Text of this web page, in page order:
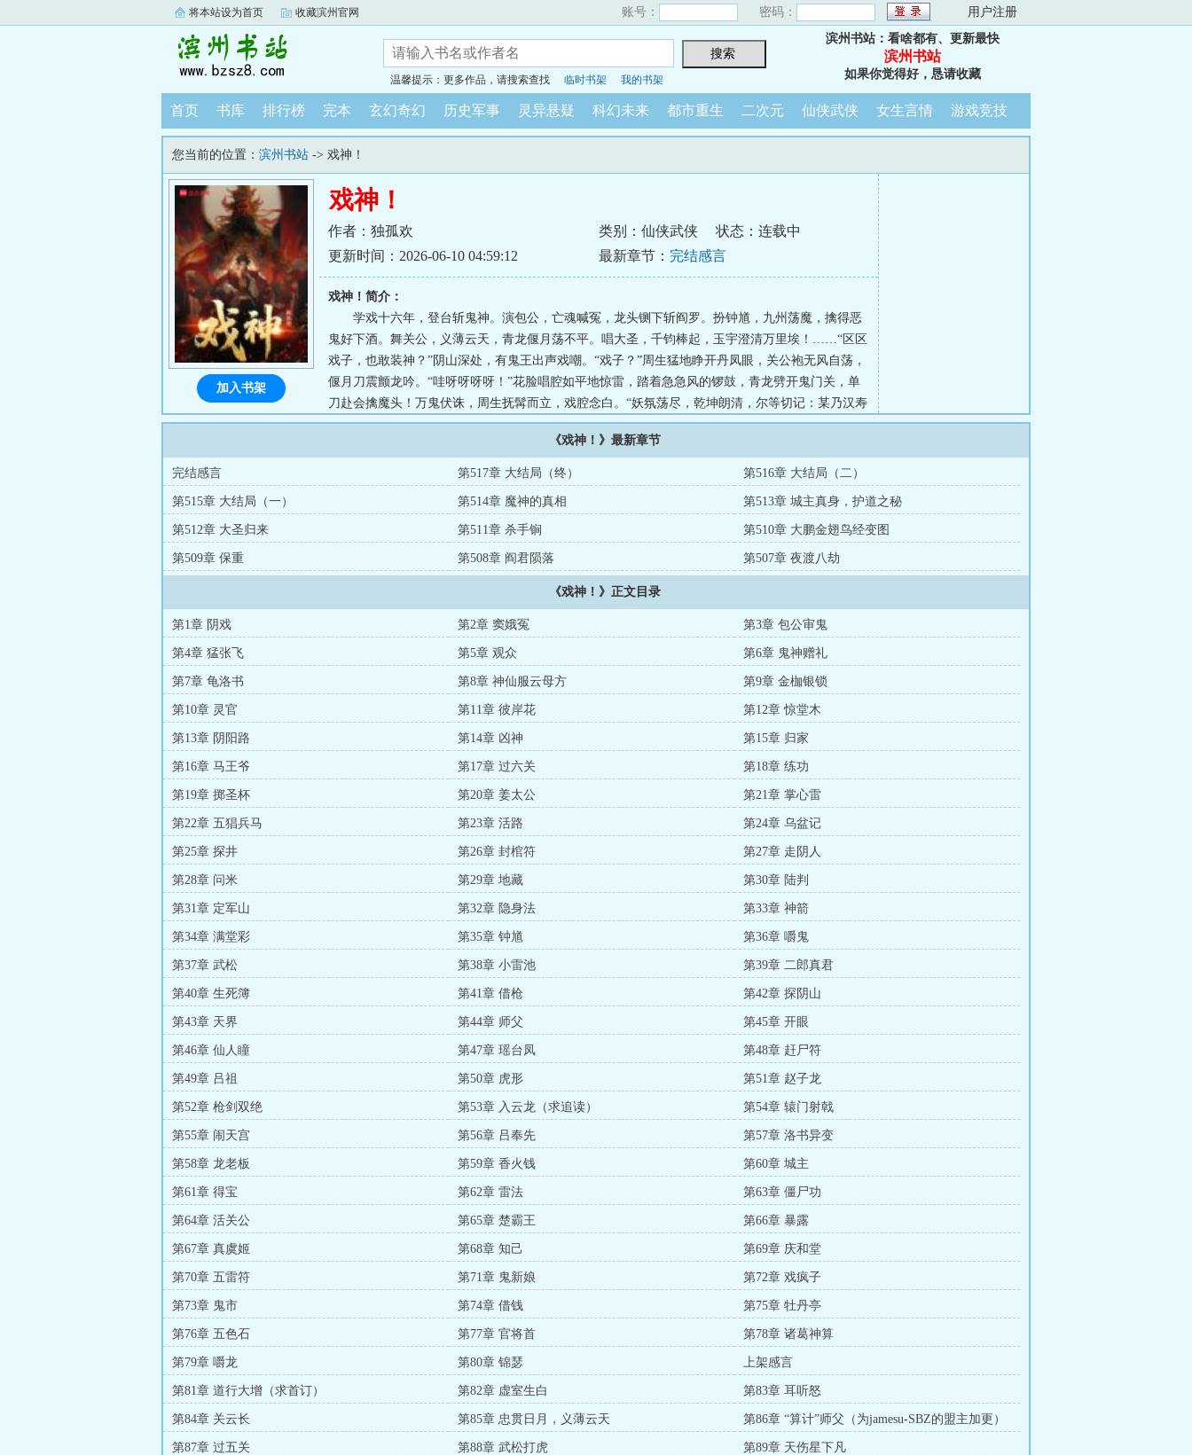
将本站设为首页 收藏滨州官网 账号： 密码： 用户注册
温馨提示：更多作品，请搜索查找 临时书架 我的书架
滨州书站：看啥都有、更新最快
滨州书站
如果你觉得好，恳请收藏
首页 书库 排行榜 完本 玄幻奇幻 历史军事 灵异悬疑 科幻未来 都市重生 二次元 仙侠武侠 女生言情 游戏竞技
您当前的位置： 滨州书站 -> 戏神！
戏神！
作者：独孤欢 类别：仙侠武侠
状态：连载中
更新时间：2026-06-10 04:59:12
最新章节： 完结感言
戏神！简介：
学戏十六年，登台斩鬼神。演包公，亡魂喊冤，龙头铡下斩阎罗。扮钟馗，九州荡魔，擒得恶
鬼好下酒。舞关公，义薄云天，青龙偃月荡不平。唱大圣，千钧棒起，玉宇澄清万里埃！……“区区
戏子，也敢装神？”阴山深处，有鬼王出声戏嘲。“戏子？”周生猛地睁开丹凤眼，关公袍无风自荡，
偃月刀震颤龙吟。“哇呀呀呀呀！”花脸唱腔如平地惊雷，踏着急急风的锣鼓，青龙劈开鬼门关，单
刀赴会擒魔头！万鬼伏诛，周生抚髯而立，戏腔念白。“妖氛荡尽，乾坤朗清，尔等切记：某乃汉寿
亭侯、协天大帝、关圣帝君！“……（作者已有两本完结的万订老书，从不太监，放心可食~）...
加入书架
《戏神！》最新章节
完结感言 第517章 大结局（终） 第516章 大结局（二）
第515章 大结局（一） 第514章 魔神的真相 第513章 城主真身，护道之秘
第512章 大圣归来 第511章 杀手锏 第510章 大鹏金翅鸟经变图
第509章 保重 第508章 阎君陨落 第507章 夜渡八劫
《戏神！》正文目录
第1章 阴戏 第2章 窦娥冤 第3章 包公审鬼
第4章 猛张飞 第5章 观众 第6章 鬼神赠礼
第7章 龟洛书 第8章 神仙服云母方 第9章 金枷银锁
第10章 灵官 第11章 彼岸花 第12章 惊堂木
第13章 阴阳路 第14章 凶神 第15章 归家
第16章 马王爷 第17章 过六关 第18章 练功
第19章 掷圣杯 第20章 姜太公 第21章 掌心雷
第22章 五猖兵马 第23章 活路 第24章 乌盆记
第25章 探井 第26章 封棺符 第27章 走阴人
第28章 问米 第29章 地藏 第30章 陆判
第31章 定军山 第32章 隐身法 第33章 神箭
第34章 满堂彩 第35章 钟馗 第36章 嚼鬼
第37章 武松 第38章 小雷池 第39章 二郎真君
第40章 生死簿 第41章 借枪 第42章 探阴山
第43章 天界 第44章 师父 第45章 开眼
第46章 仙人瞳 第47章 瑶台凤 第48章 赶尸符
第49章 吕祖 第50章 虎形 第51章 赵子龙
第52章 枪剑双绝 第53章 入云龙（求追读） 第54章 辕门射戟
第55章 闹天宫 第56章 吕奉先 第57章 洛书异变
第58章 龙老板 第59章 香火钱 第60章 城主
第61章 得宝 第62章 雷法 第63章 僵尸功
第64章 活关公 第65章 楚霸王 第66章 暴露
第67章 真虞姬 第68章 知己 第69章 庆和堂
第70章 五雷符 第71章 鬼新娘 第72章 戏疯子
第73章 鬼市 第74章 借钱 第75章 牡丹亭
第76章 五色石 第77章 官将首 第78章 诸葛神算
第79章 嚼龙 第80章 锦瑟 上架感言
第81章 道行大增（求首订） 第82章 虚室生白 第83章 耳听怒
第84章 关云长 第85章 忠贯日月，义薄云天 第86章 “算计”师父（为jamesu-SBZ的盟主加更）
第87章 过五关 第88章 武松打虎 第89章 天伤星下凡